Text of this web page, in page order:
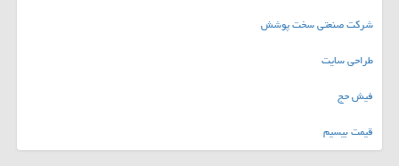
شرکت صنعتی سخت پوشش
طراحی سایت
فیش حج
قیمت بیسیم